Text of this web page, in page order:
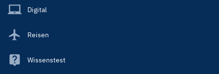
Main
Digital
Reisen
Wissenstest